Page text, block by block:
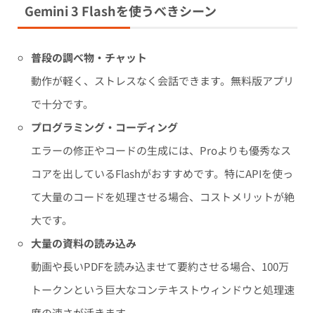
Gemini 3 Flashを使うべきシーン
普段の調べ物・チャット
動作が軽く、ストレスなく会話できます。無料版アプリ
で十分です。
プログラミング・コーディング
エラーの修正やコードの生成には、Proよりも優秀なス
コアを出しているFlashがおすすめです。特にAPIを使っ
て大量のコードを処理させる場合、コストメリットが絶
大です。
大量の資料の読み込み
動画や長いPDFを読み込ませて要約させる場合、100万
トークンという巨大なコンテキストウィンドウと処理速